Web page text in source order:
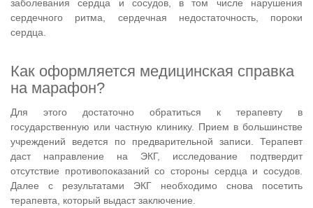
заболевания сердца и сосудов, в том числе нарушения
сердечного ритма, сердечная недостаточность, пороки
сердца.
Как оформляется медицинская справка
на марафон?
Для этого достаточно обратиться к терапевту в
государственную или частную клинику. Прием в большинстве
учреждений ведется по предварительной записи. Терапевт
даст направление на ЭКГ, исследование подтвердит
отсутствие противопоказаний со стороны сердца и сосудов.
Далее с результатами ЭКГ необходимо снова посетить
терапевта, который выдаст заключение.